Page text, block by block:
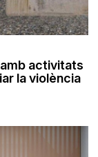
activitats
la violència